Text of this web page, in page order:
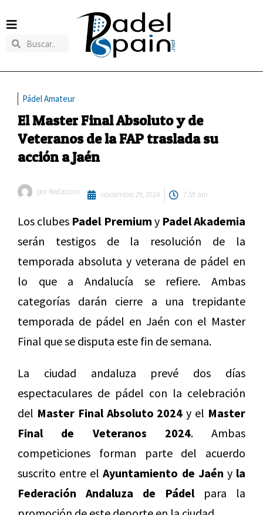
Pádel Amateur
El Master Final Absoluto y de
Veteranos de la FAP traslada su
acción a Jaén
por Redaccion noviembre 29, 2024 7:59 am
Los clubes Padel Premium yPadel Akademia
serán testigos de la resolución de la
temporada absoluta y veterana de pádel en
lo que a Andalucía se refiere. Ambas
categorías darán cierre a una trepidante
temporada de pádel en Jaén con el Master
Final que se disputa este fin de semana.
La ciudad andaluza prevé dos días
espectaculares de pádel con la celebración
del Master Final Absoluto 2024y el Master
Final de Veteranos 2024. Ambas
competiciones forman parte del acuerdo
suscrito entre elAyuntamiento de Jaén yla
Federación Andaluza de Pádelpara la